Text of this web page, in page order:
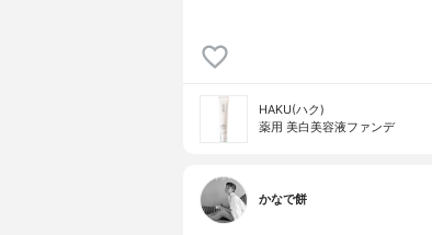
HAKU(ハク)
薬用 美白美容液ファンデ
かなで餅